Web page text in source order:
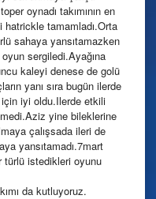
oynadı takımının en
hatrickle tamamladı.Orta
sahaya yansıtamazken
sergiledi.Ayağına
kaleyi denese de golü
yanı sıra bugün ilerde
iyi oldu.Ilerde etkili
yine bileklerine
çalışsada ileri de
yansıtamadı.7mart
türlü istedikleri oyunu
da kutluyoruz.